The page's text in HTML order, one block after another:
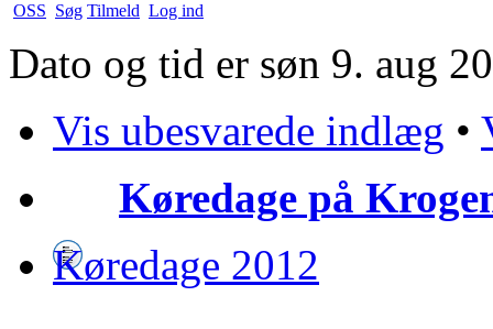
OSS Søg Tilmeld Log ind
Dato og tid er søn 9. aug
Vis ubesvarede indlæg •
Køredage på
Køredage 2012